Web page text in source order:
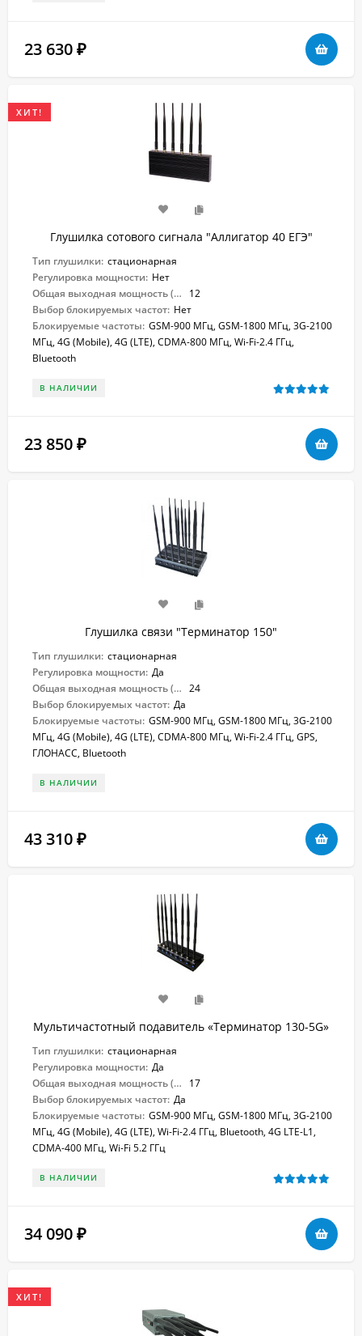
23 630 ₽
ХИТ!
Глушилка сотового сигнала "Аллигатор 40 ЕГЭ"
Тип глушилки: стационарная
Регулировка мощности: Нет
Общая выходная мощность (Вт):
12
Выбор блокируемых частот: Нет
Блокируемые частоты: GSM-900 МГц, GSM-1800 МГц, 3G-2100
МГц, 4G (Mobile), 4G (LTE), CDMA-800 МГц, Wi-Fi-2.4 ГГц,
Bluetooth
В НАЛИЧИИ
23 850 ₽
Глушилка связи "Терминатор 150"
Тип глушилки: стационарная
Регулировка мощности: Да
Общая выходная мощность (Вт): 24
Выбор блокируемых частот: Да
Блокируемые частоты: GSM-900 МГц, GSM-1800 МГц, 3G-2100
МГц, 4G (Mobile), 4G (LTE), CDMA-800 МГц, Wi-Fi-2.4 ГГц, GPS,
ГЛОНАСС, Bluetooth
В НАЛИЧИИ
43 310 ₽
Мультичастотный подавитель «Терминатор 130-5G»
Тип глушилки: стационарная
Регулировка мощности: Да
Общая выходная мощность (Вт):
17
Выбор блокируемых частот: Да
Блокируемые частоты: GSM-900 МГц, GSM-1800 МГц, 3G-2100
МГц, 4G (Mobile), 4G (LTE), Wi-Fi-2.4 ГГц, Bluetooth, 4G LTE-L1,
CDMA-400 МГц, Wi-Fi 5.2 ГГц
В НАЛИЧИИ
34 090 ₽
ХИТ!